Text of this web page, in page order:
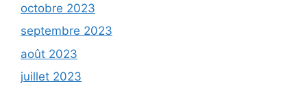
octobre 2023
septembre 2023
août 2023
juillet 2023